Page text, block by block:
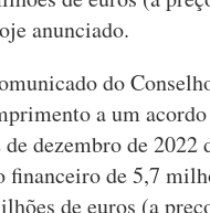
anunciado.
do
a um
dezembro de 2022
financeiro de 5,7
de euros (a